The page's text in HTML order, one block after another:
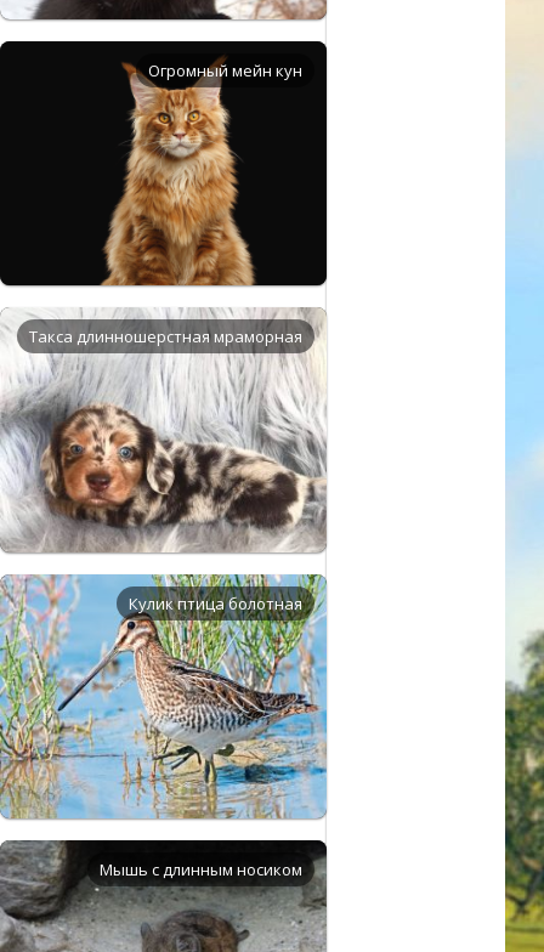
Огромный мейн кун
Такса длинношерстная мраморная
Кулик птица болотная
Мышь с длинным носиком